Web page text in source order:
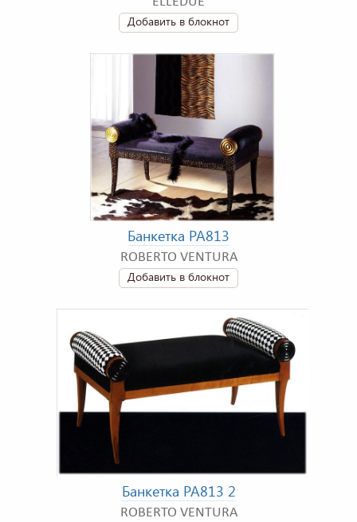
Добавить в блокнот
Банкетка PA813
ROBERTO VENTURA
Добавить в блокнот
Банкетка PA813 2
ROBERTO VENTURA